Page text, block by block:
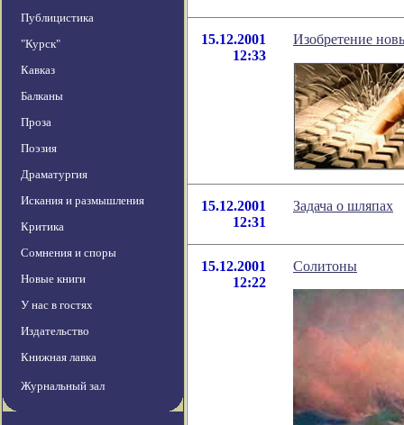
Публицистика
"Курск"
Кавказ
Балканы
Проза
Поэзия
Драматургия
Искания и размышления
Критика
Сомнения и споры
Новые книги
У нас в гостях
Издательство
Книжная лавка
Журнальный зал
15.12.2001
12:33
Изобретение
15.12.2001
12:31
Задача о шляпах
15.12.2001
12:22
Солитоны